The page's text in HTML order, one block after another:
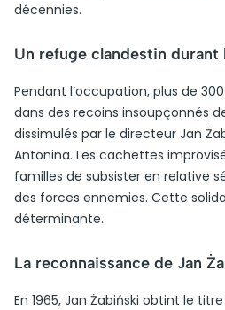
décennies.
Un refuge clandestin durant
Pendant l’occupation, plus de
dans des recoins insoupçonnés
dissimulés par le directeur Jan
Antonina. Les cachettes
familles de subsister en relative
des forces ennemies. Cette
déterminante.
La reconnaissance de Jan
En 1965, Jan Żabiński obtint le